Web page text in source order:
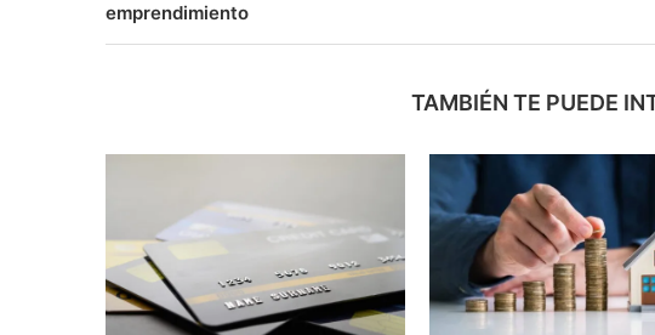
emprendimiento
TAMBIÉN TE PUEDE